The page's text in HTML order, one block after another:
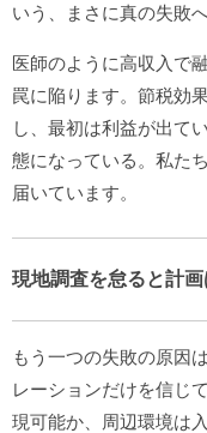
いう、まさに真の失敗
医師のように高収入で
罠に陥ります。節税効
し、最初は利益が出て
態になっている。私た
届いています。
現地調査を怠ると計
もう一つの失敗の原因
レーションだけを信じ
現可能か、周辺環境は